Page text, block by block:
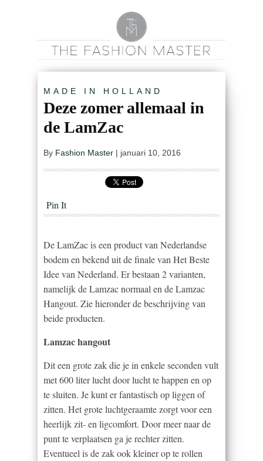
MADE IN HOLLAND
Deze zomer allemaal in
de LamZac
By Fashion Master | januari 10, 2016
Pin It
De LamZac is een product van Nederlandse
bodem en bekend uit de finale van Het Beste
Idee van Nederland. Er bestaan 2 varianten,
namelijk de Lamzac normaal en de Lamzac
Hangout. Zie hieronder de beschrijving van
beide producten.
Lamzac hangout
Dit een grote zak die je in enkele seconden vult
met 600 liter lucht door lucht te happen en op
te sluiten. Je kunt er fantastisch op liggen of
zitten. Het grote luchtgeraamte zorgt voor een
heerlijk zit- en ligcomfort. Door meer naar de
punt te verplaatsen ga je rechter zitten.
Eventueel is de zak ook kleiner op te rollen